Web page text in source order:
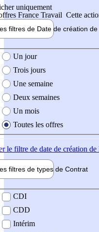
uniquement
France Travail Cette
filtres de Date de création de
création de l'offre
Un jour
Trois jours
Une semaine
Deux semaines
Un mois
Toutes les offres
le filtre de date de création
filtres de types de Contrat
contrat
CDI
CDD
Intérim